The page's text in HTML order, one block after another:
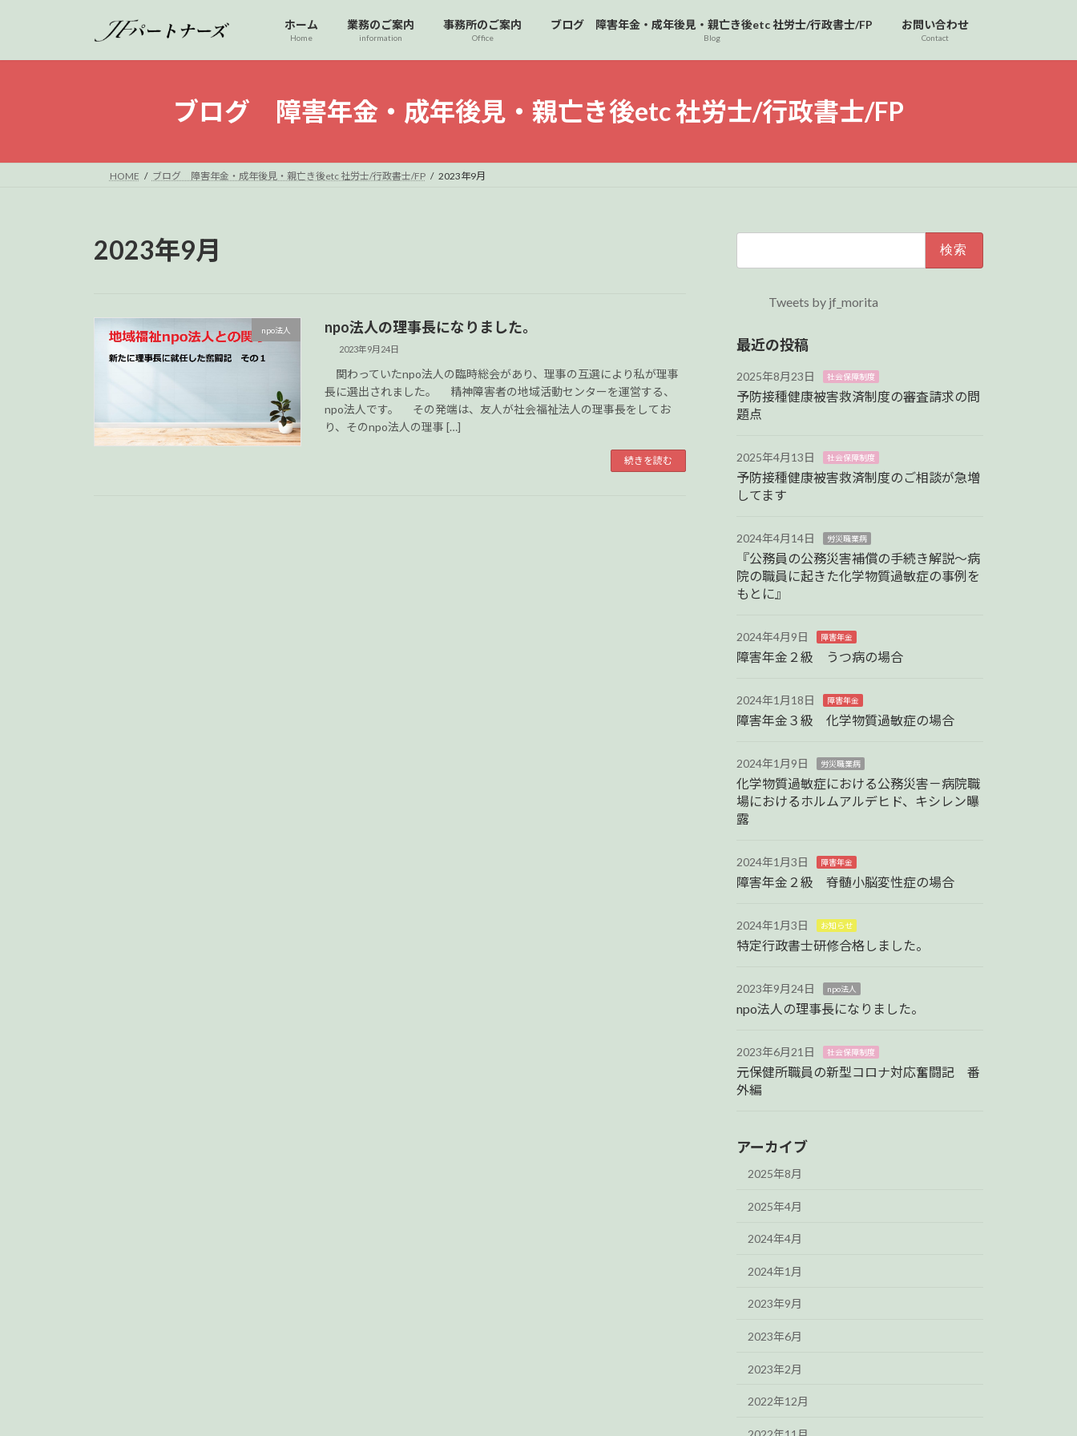
ッ
移
ホーム
Home
業務のご案内
information
事務所のご案内
Office
ブログ 障害年金・成年後見・親亡き後etc 社労士/行政書士/FP
Blog
お問い合わせ
Contact
ブログ 障害年金・成年後見・親亡き後etc 社労士/行政書士/FP
HOME ブログ 障害年金・成年後見・親亡き後etc 社労士/行政書士/FP 2023年9月
2023年9月
npo法人 npo法人の理事長になりました。
2023年9月24日
関わっていたnpo法人の臨時総会があり、理事の互選により私が理事
長に選出されました。 精神障害者の地域活動センターを運営する、
npo法人です。 その発端は、友人が社会福祉法人の理事長をしてお
り、そのnpo法人の理事 […]
続きを読む
Tweets by jf_morita
最近の投稿
2025年8月23日 社会保障制度
予防接種健康被害救済制度の審査請求の問
題点
2025年4月13日 社会保障制度
予防接種健康被害救済制度のご相談が急増
してます
2024年4月14日 労災職業病
『公務員の公務災害補償の手続き解説～病
院の職員に起きた化学物質過敏症の事例を
もとに』
2024年4月9日 障害年金
障害年金２級 うつ病の場合
2024年1月18日 障害年金
障害年金３級 化学物質過敏症の場合
2024年1月9日 労災職業病
化学物質過敏症における公務災害－病院職
場におけるホルムアルデヒド、キシレン曝
露
2024年1月3日 障害年金
障害年金２級 脊髄小脳変性症の場合
2024年1月3日 お知らせ
特定行政書士研修合格しました。
2023年9月24日 npo法人
npo法人の理事長になりました。
2023年6月21日 社会保障制度
元保健所職員の新型コロナ対応奮闘記 番
外編
アーカイブ
2025年8月
2025年4月
2024年4月
2024年1月
2023年9月
2023年6月
2023年2月
2022年12月